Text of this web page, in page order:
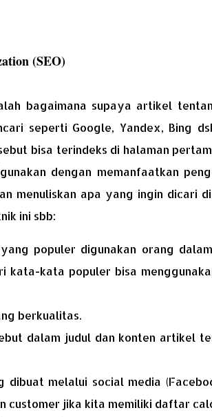
(SEO)
bagaimana supaya artikel
seperti Google, Yandex, Bing
bisa terindeks di halaman
dengan memanfaatkan
menuliskan apa yang ingin dicari
ini sbb:
populer digunakan orang
kata-kata populer bisa
berkualitas.
dalam judul dan konten artikel
dibuat melalui social media
customer jika kita memiliki daftar